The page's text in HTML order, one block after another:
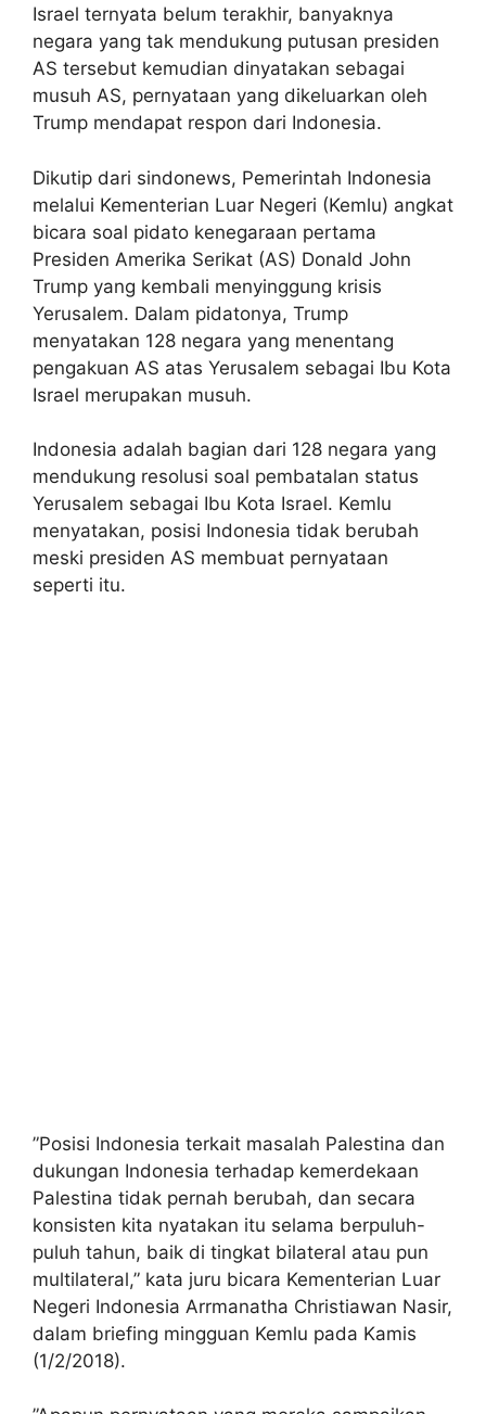
Israel ternyata belum terakhir, banyaknya
negara yang tak mendukung putusan presiden
AS tersebut kemudian dinyatakan sebagai
musuh AS, pernyataan yang dikeluarkan oleh
Trump mendapat respon dari Indonesia.
Dikutip dari sindonews, Pemerintah Indonesia
melalui Kementerian Luar Negeri (Kemlu) angkat
bicara soal pidato kenegaraan pertama
Presiden Amerika Serikat (AS) Donald John
Trump yang kembali menyinggung krisis
Yerusalem. Dalam pidatonya, Trump
menyatakan 128 negara yang menentang
pengakuan AS atas Yerusalem sebagai Ibu Kota
Israel merupakan musuh.
Indonesia adalah bagian dari 128 negara yang
mendukung resolusi soal pembatalan status
Yerusalem sebagai Ibu Kota Israel. Kemlu
menyatakan, posisi Indonesia tidak berubah
meski presiden AS membuat pernyataan
seperti itu.
”Posisi Indonesia terkait masalah Palestina dan
dukungan Indonesia terhadap kemerdekaan
Palestina tidak pernah berubah, dan secara
konsisten kita nyatakan itu selama berpuluh-
puluh tahun, baik di tingkat bilateral atau pun
multilateral,” kata juru bicara Kementerian Luar
Negeri Indonesia Arrmanatha Christiawan Nasir,
dalam briefing mingguan Kemlu pada Kamis
(1/2/2018).